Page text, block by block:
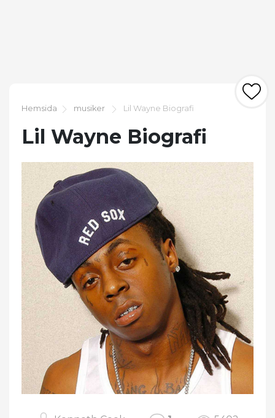
Hemsida musiker Lil Wayne Biografi
Lil Wayne Biografi